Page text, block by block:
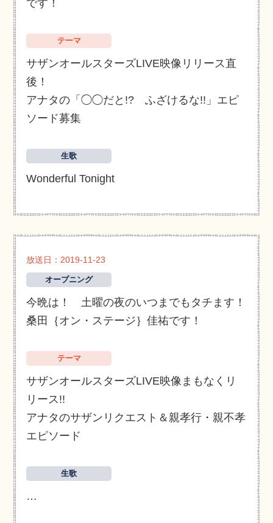
です！
テーマ
サザンオールスターズLIVE映像リリース直
後！
アナタの「◯◯だと!? ふざけるな!!」エピ
ソード募集
生歌
Wonderful Tonight
放送日：2019-11-23
オープニング
今晩は！ 土曜の夜のいつまでもタチます！
桑田｛オン・ステージ｝佳祐です！
テーマ
サザンオールスターズLIVE映像まもなくリ
リース!!
アナタのサザンリクエスト＆親孝行・親不孝
エピソード
生歌
…